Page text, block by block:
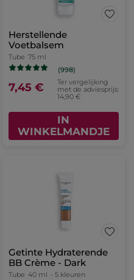
Herstellende
Voetbalsem
Tube 75 ml
(998)
7,45 €
Ter vergelijking
met de adviesprijs:
14,90 €
IN
WINKELMANDJE
Getinte Hydraterende
BB Crème - Dark
Tube 40 ml - 5 kleuren